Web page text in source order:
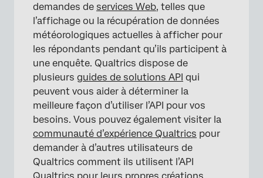
demandes de services Web, telles que
l’affichage ou la récupération de données
météorologiques actuelles à afficher pour
les répondants pendant qu’ils participent à
une enquête. Qualtrics dispose de
plusieurs guides de solutions API qui
peuvent vous aider à déterminer la
meilleure façon d’utiliser l’API pour vos
besoins. Vous pouvez également visiter la
communauté d’expérience Qualtrics pour
demander à d’autres utilisateurs de
Qualtrics comment ils utilisent l’API